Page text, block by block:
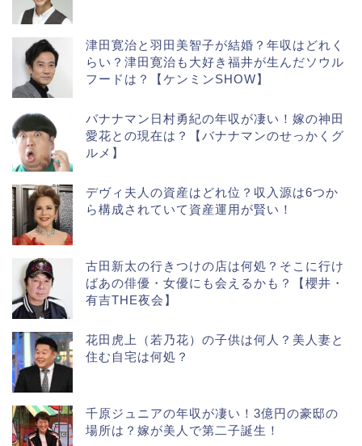
津田寛治と羽田美智子が結婚？年収はどれく
らい？津田寛治も大好き福井が生んだソウル
フードは？【ケンミンSHOW】
バナナマン日村勇紀の年収が凄い！嫁の神田
愛花との現在は？【バナナマンのせっかくグ
ルメ】
デヴィ夫人の資産はどれ位？収入源は6つか
ら構成されていて資産運用が賢い！
古田新太の行きつけの店は何処？そこに行け
ばあの俳優・女優にも会えるかも？【櫻井・
有吉THE夜会】
花田虎上（若乃花）の子供は何人？美人妻と
住む自宅は何処？
千原ジュニアの年収が凄い！3億円の豪邸の
場所は？嫁が美人で第二子誕生！